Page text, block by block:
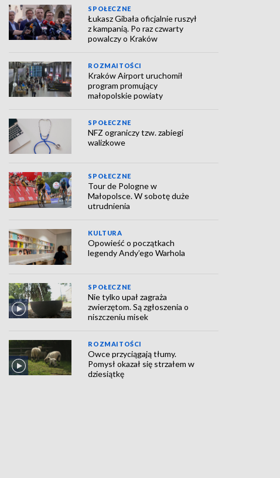
SPOŁECZNE
Łukasz Gibała oficjalnie ruszył
z kampanią. Po raz czwarty
powalczy o Kraków
ROZMAITOŚCI
Kraków Airport uruchomił
program promujący
małopolskie powiaty
SPOŁECZNE
NFZ ograniczy tzw. zabiegi
walizkowe
SPOŁECZNE
Tour de Pologne w
Małopolsce. W sobotę duże
utrudnienia
KULTURA
Opowieść o początkach
legendy Andy’ego Warhola
SPOŁECZNE
Nie tylko upał zagraża
zwierzętom. Są zgłoszenia o
niszczeniu misek
ROZMAITOŚCI
Owce przyciągają tłumy.
Pomysł okazał się strzałem w
dziesiątkę